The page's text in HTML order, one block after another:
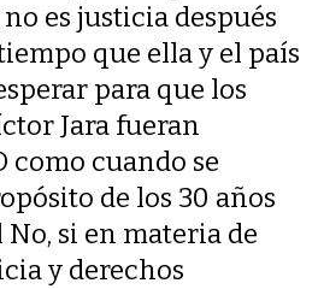
es justicia después
que ella y el país
para que los
Jara fueran
como cuando se
de los 30 años
si en materia de
y derechos